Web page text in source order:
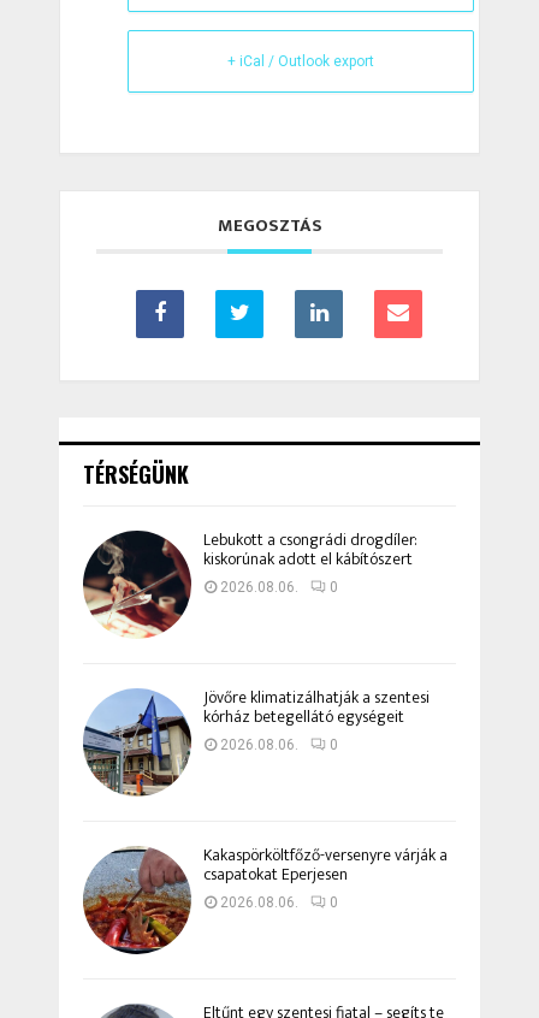
+ iCal / Outlook export
MEGOSZTÁS
TÉRSÉGÜNK
Lebukott a csongrádi drogdíler:
kiskorúnak adott el kábítószert
2026.08.06. 0
Jövőre klimatizálhatják a szentesi
kórház betegellátó egységeit
2026.08.06. 0
Kakaspörköltfőző-versenyre várják a
csapatokat Eperjesen
2026.08.06. 0
Eltűnt egy szentesi fiatal – segíts te